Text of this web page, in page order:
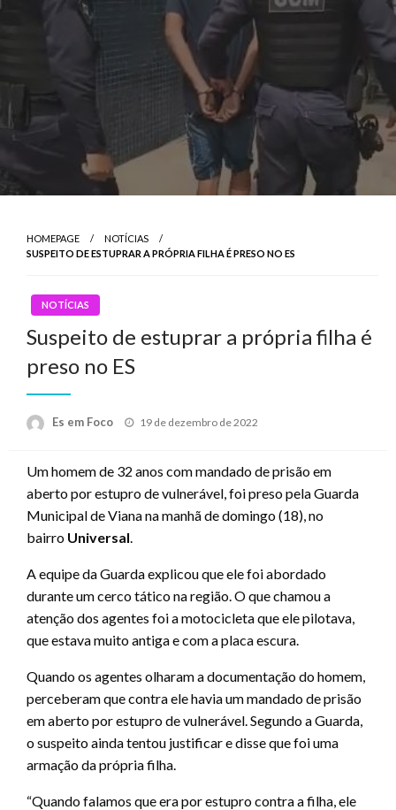
HOMEPAGE
NOTÍCIAS
SUSPEITO DE ESTUPRAR A PRÓPRIA FILHA É PRESO NO ES
NOTÍCIAS
Suspeito de estuprar a própria filha é
preso no ES
Es em Foco
Posted
19 de dezembro de 2022
Um homem de 32 anos com mandado de prisão em
aberto por estupro de vulnerável, foi preso pela Guarda
Municipal de Viana na manhã de domingo (18), no
bairro Universal
A equipe da Guarda explicou que ele foi abordado
durante um cerco tático na região. O que chamou a
atenção dos agentes foi a motocicleta que ele pilotava,
que estava muito antiga e com a placa escura.
Quando os agentes olharam a documentação do homem,
perceberam que contra ele havia um mandado de prisão
em aberto por estupro de vulnerável. Segundo a Guarda,
o suspeito ainda tentou justificar e disse que foi uma
armação da própria filha.
“Quando falamos que era por estupro contra a filha, ele